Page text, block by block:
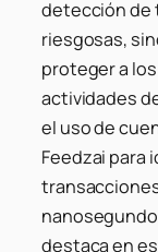
detección de
riesgosas,
proteger a
actividades
el uso de
Feedzai para
destaca en